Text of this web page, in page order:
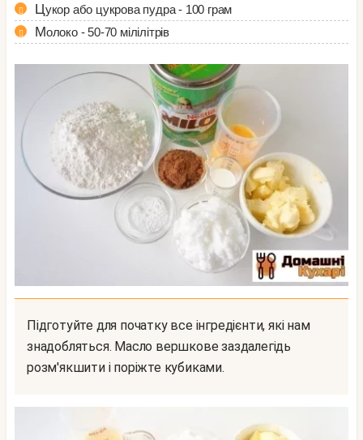
Цукор або цукрова пудра - 100 грам
Молоко - 50-70 мілілітрів
Підготуйте для початку все інгредієнти, які нам
знадобляться. Масло вершкове заздалегідь
розм'якшити і поріжте кубиками.